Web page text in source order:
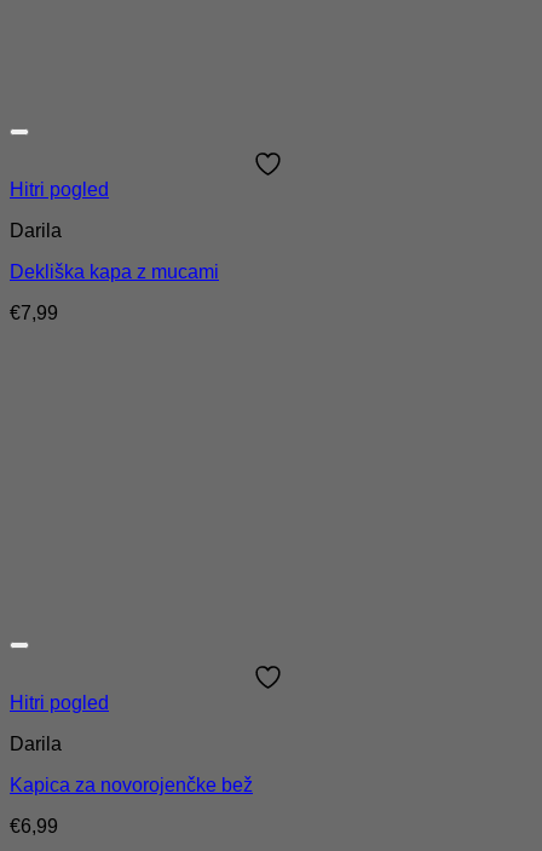
Hitri pogled
Darila
Dekliška kapa z mucami
€7,99
Hitri pogled
Darila
Kapica za novorojenčke bež
€6,99